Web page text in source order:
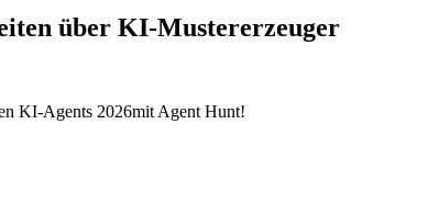
über KI-Mustererzeuger
KI-Agents 2026mit Agent Hunt!